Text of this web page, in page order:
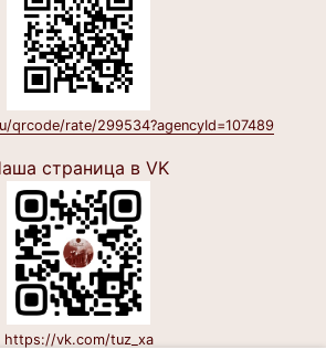
qrcode/rate/299534?agencyId=107489
страница в VK
https://vk.com/tuz_xa